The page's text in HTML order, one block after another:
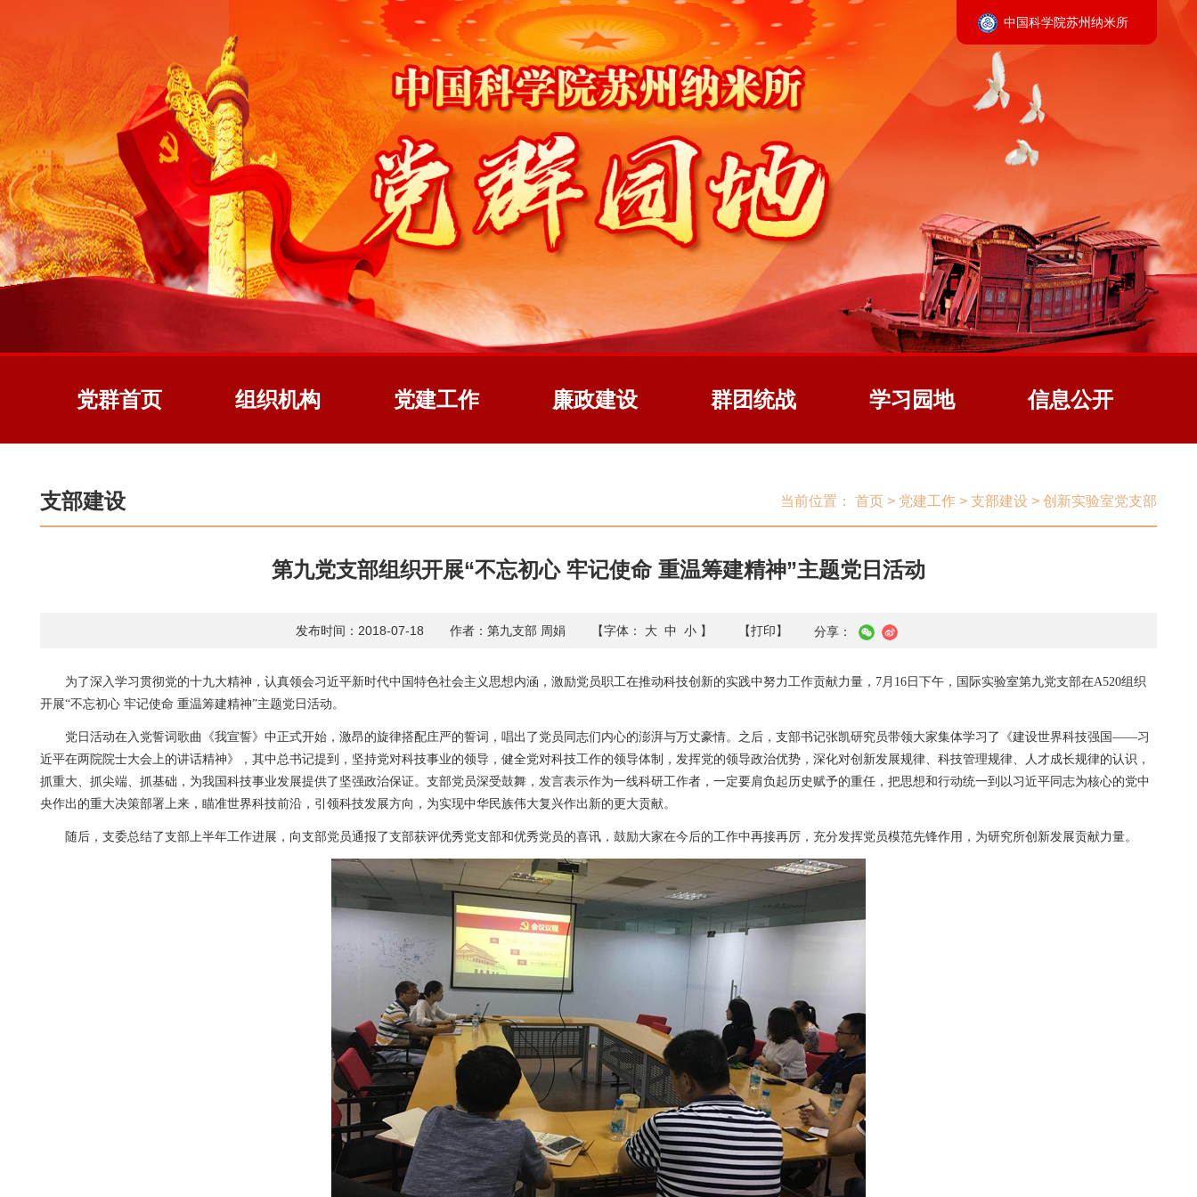
中国科学院苏州纳米所
党群首页 组织机构 党建工作 廉政建设 群团统战 学习园地 信息公开
支部建设 当前位置： 首页 > 党建工作 > 支部建设 > 创新实验室党支部
第九党支部组织开展“不忘初心 牢记使命 重温筹建精神”主题党日活动
发布时间：2018-07-18 作者：第九支部 周娟 【字体： 大 中 小 】 【打印】 分享：
为了深入学习贯彻党的十九大精神，认真领会习近平新时代中国特色社会主义思想内涵，激励党员职工在推动科技创新的实践中努力工作贡献力量， 7月 16 日下午，国际实验室第九党支部在A520组织
开展“不忘初心 牢记使命 重温筹建精神”主题党日活动。
党日活动在入党誓词歌曲《我宣誓》中正式开始，激昂的旋律搭配庄严的誓词，唱出了党员同志们内心的澎湃与万丈豪情。之后，支部书记张凯研究员带领大家集体学习了《建设世界科技强国——习
近平在两院院士大会上的讲话精神》，其中总书记提到，坚持党对科技事业的领导，健全党对科技工作的领导体制，发挥党的领导政治优势，深化对创新发展规律、科技管理规律、人才成长规律的认识，
抓重大、抓尖端、抓基础，为我国科技事业发展提供了坚强政治保证。支部党员深受鼓舞，发言表示作为一线科研工作者，一定要肩负起历史赋予的重任，把思想和行动统一到以习近平同志为核心的党中
央作出的重大决策部署上来，瞄准世界科技前沿，引领科技发展方向，为实现中华民族伟大复兴作出新的更大贡献。
随后，支委总结了支部上半年工作进展，向支部党员通报了支部获评优秀党支部和优秀党员的喜讯，鼓励大家在今后的工作中再接再厉，充分发挥党员模范先锋作用，为研究所创新发展贡献力量。